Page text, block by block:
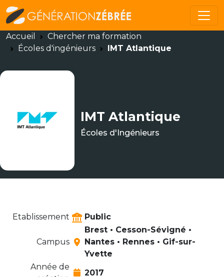
Accueil
Chercher ma formation
Écoles d'ingénieurs
IMT Atlantique
IMT Atlantique
Écoles d'Ingénieurs
Etablissement Public
Campus
Brest • Cesson-Sévigné •
Nantes • Rennes • Gif-sur-
Yvette
Année de
2017